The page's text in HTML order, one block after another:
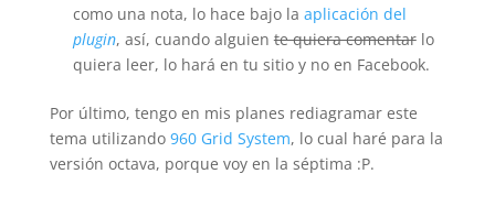
como una nota, lo hace bajo la aplicación del
plugin, así, cuando alguiente quiera comentarlo
quiera leer, lo hará en tu sitio y no en Facebook.
Por último, tengo en mis planes rediagramar este
tema utilizando 960 Grid System, lo cual haré para la
versión octava, porque voy en la séptima :P.